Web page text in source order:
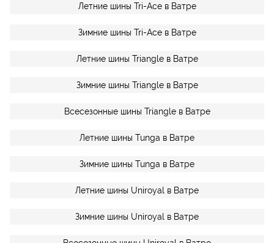
Летние шины Tri-Ace в Ватре
Зимние шины Tri-Ace в Ватре
Летние шины Triangle в Ватре
Зимние шины Triangle в Ватре
Всесезонные шины Triangle в Ватре
Летние шины Tunga в Ватре
Зимние шины Tunga в Ватре
Летние шины Uniroyal в Ватре
Зимние шины Uniroyal в Ватре